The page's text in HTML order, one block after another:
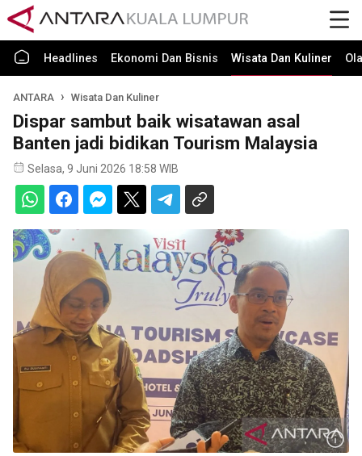
Headlines Ekonomi Dan Bisnis Wisata Dan Kuliner
ANTARA Wisata Dan Kuliner
Dispar sambut baik wisatawan asal
Banten jadi bidikan Tourism Malaysia
Selasa, 9 Juni 2026 18:58 WIB